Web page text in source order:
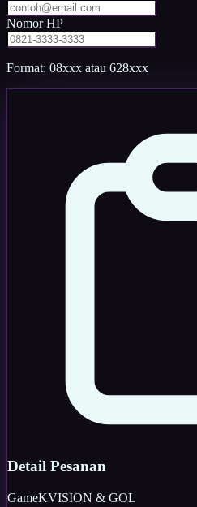
Nomor HP
Format: 08xxx atau 628xxx
Detail Pesanan
GameKVISION & GOL